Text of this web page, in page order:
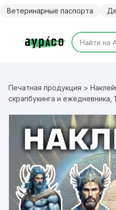
Ветеринарные паспорта
Печатная продукция >
скрапбукинга и ежедневника,